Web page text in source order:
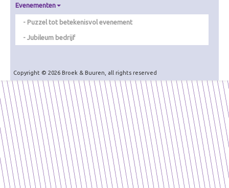
De Theater-wasstraat
De (Bell)Butlers
Ontdek je plekje
Dagverwarming
Visualiseren
Over Visualiseren
Live Beamen & Fotografie
Sneltekenen
Evenementen
Puzzel tot betekenisvol evenement
Jubileum bedrijf
Copyright © 2026 Broek & Buuren, all rights reserved